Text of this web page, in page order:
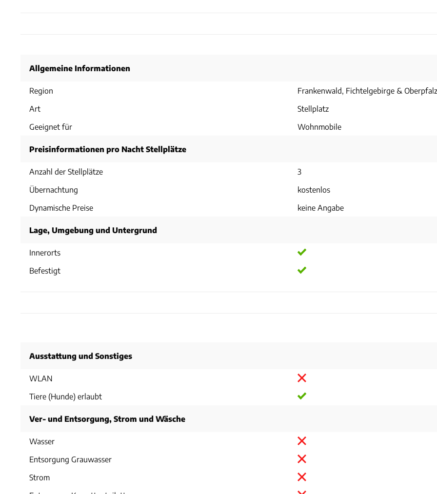
Allgemeine Informationen
Region
Frankenwald, Fichtelgebirge & Oberpfalz
Art
Stellplatz
Geeignet für
Wohnmobile
Preisinformationen pro Nacht Stellplätze
Anzahl der Stellplätze
3
Übernachtung
kostenlos
Dynamische Preise
keine Angabe
Lage, Umgebung und Untergrund
Innerorts
Befestigt
Ausstattung und Sonstiges
WLAN
Tiere (Hunde) erlaubt
Ver- und Entsorgung, Strom und Wäsche
Wasser
Entsorgung Grauwasser
Strom